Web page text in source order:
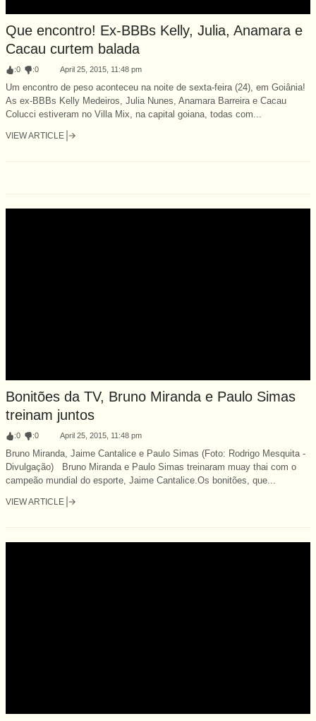
Que encontro! Ex-BBBs Kelly, Julia, Anamara e
Cacau curtem balada
:0 :0 April 25, 2015, 11:48 pm
Um encontro de peso aconteceu na noite de sexta-feira (24), em Goiânia!
As ex-BBBs Kelly Medeiros, Julia Nunes, Anamara Barreira e Cacau
Colucci estiveram no Villa Mix, na capital goiana, todas com...
VIEW ARTICLE
Bonitões da TV, Bruno Miranda e Paulo Simas
treinam juntos
:0 :0 April 25, 2015, 11:48 pm
Bruno Miranda, Jaime Cantalice e Paulo Simas (Foto: Rodrigo Mesquita -
Divulgação) Bruno Miranda e Paulo Simas treinaram muay thai com o
campeão mundial do esporte, Jaime Cantalice.Os bonitões, que...
VIEW ARTICLE